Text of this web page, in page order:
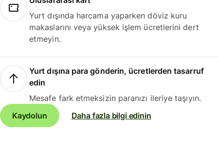
Yurt dışında harcama yaparken döviz kuru
makaslarını veya yüksek işlem ücretlerini dert
etmeyin.
Yurt dışına para gönderin, ücretlerden tasarruf
edin
Mesafe fark etmeksizin paranızı ileriye taşıyın.
Kaydolun
Daha fazla bilgi edinin